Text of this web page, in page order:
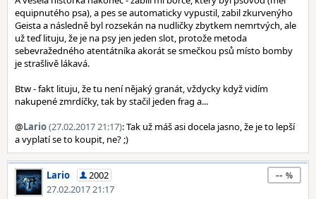
equipnutého psa), a pes se automaticky vypustil, zabil zkurvenýho
Geista a následně byl rozsekán na nudličky zbytkem nemrtvých, ale
už teď lituju, že je na psy jen jeden slot, protože metoda
sebevražedného atentátníka akorát se smečkou psů místo bomby
je strašlivě lákavá.
Btw - fakt lituju, že tu není nějaký granát, vždycky když vidím
nakupené zmrdíčky, tak by stačil jeden frag a...
@Lario(27.02.2017 21:17): Tak už máš asi docela jasno, že je to lepší
a vyplatí se to koupit, ne? ;)
Lario
2002
27.02.2017 21:17
--